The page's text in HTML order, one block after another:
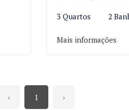
3 Quartos 2
Mais informações
‹ 1 ›